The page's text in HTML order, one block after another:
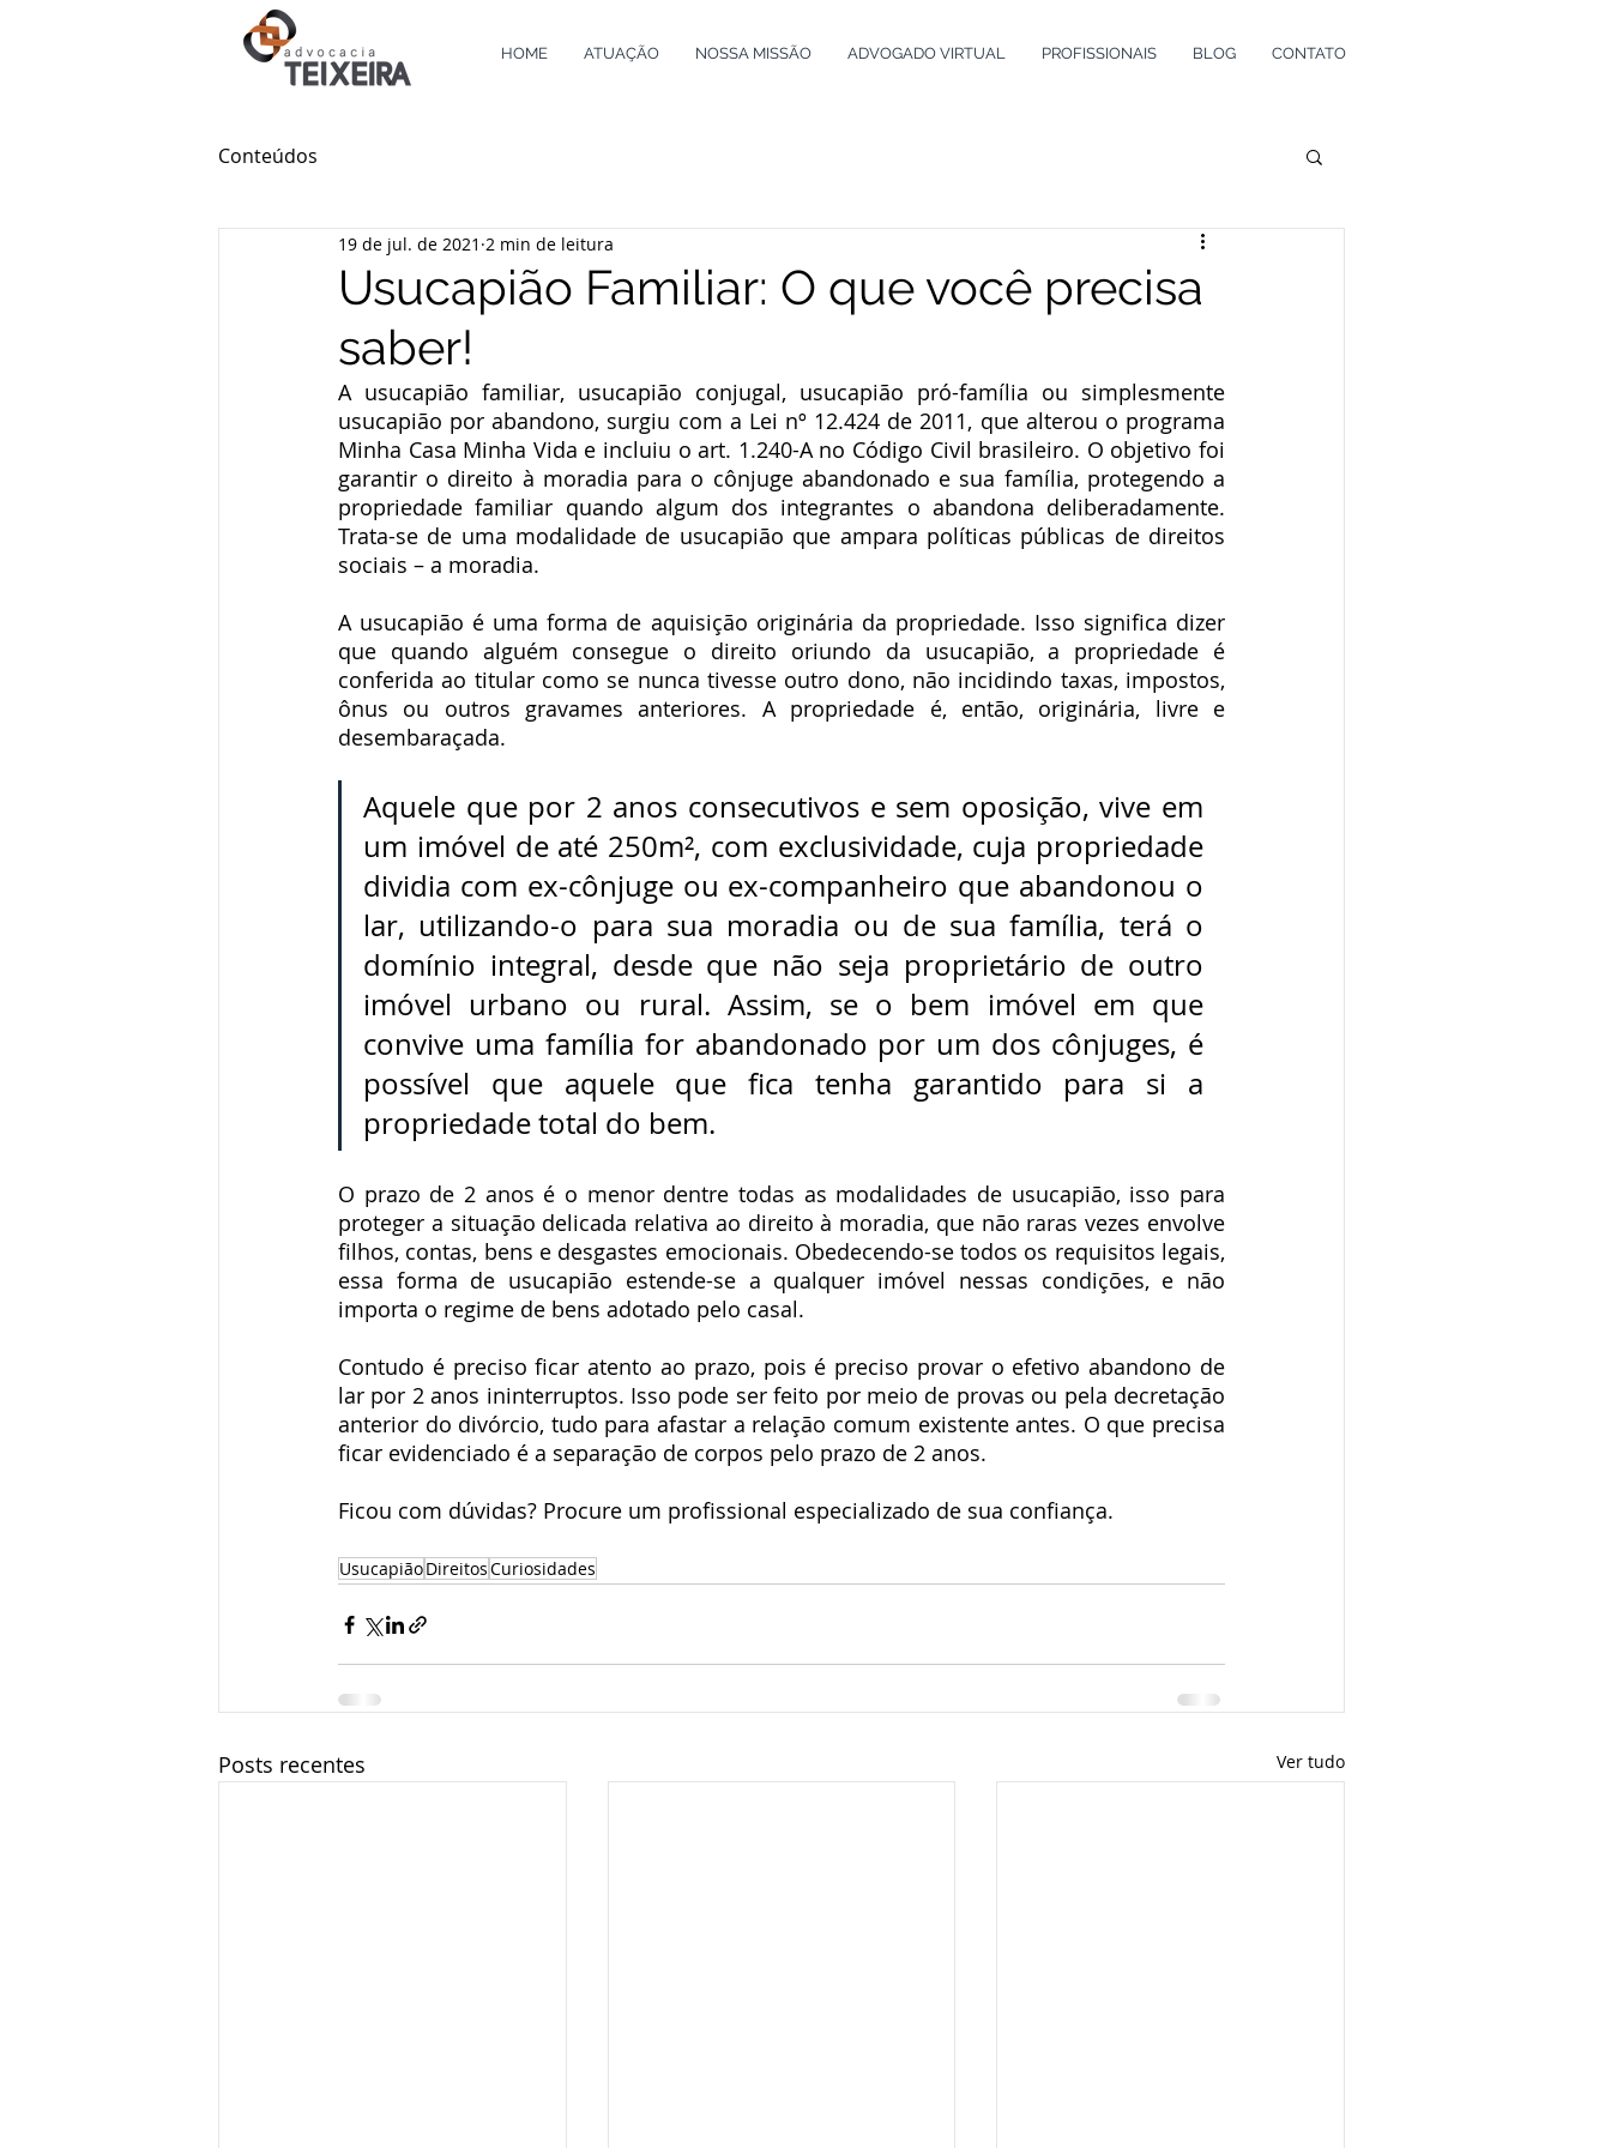
HOME ATUAÇÃO NOSSA MISSÃO ADVOGADO VIRTUAL PROFISSIONAIS BLOG CONTATO
Conteúdos
Usucapião Familiar: O que você precisa
saber!
19 de jul. de 2021 2 min de leitura
A usucapião familiar, usucapião conjugal, usucapião pró-família ou simplesmente
usucapião por abandono, surgiu com a Lei nº 12.424 de 2011, que alterou o programa
Minha Casa Minha Vida e incluiu o art. 1.240-A no Código Civil brasileiro. O objetivo foi
garantir o direito à moradia para o cônjuge abandonado e sua família, protegendo a
propriedade familiar quando algum dos integrantes o abandona deliberadamente.
Trata-se de uma modalidade de usucapião que ampara políticas públicas de direitos
sociais – a moradia.
A usucapião é uma forma de aquisição originária da propriedade. Isso significa dizer
que quando alguém consegue o direito oriundo da usucapião, a propriedade é
conferida ao titular como se nunca tivesse outro dono, não incidindo taxas, impostos,
ônus ou outros gravames anteriores. A propriedade é, então, originária, livre e
desembaraçada.
Aquele que por 2 anos consecutivos e sem oposição, vive em
um imóvel de até 250m², com exclusividade, cuja propriedade
dividia com ex-cônjuge ou ex-companheiro que abandonou o
lar, utilizando-o para sua moradia ou de sua família, terá o
domínio integral, desde que não seja proprietário de outro
imóvel urbano ou rural. Assim, se o bem imóvel em que
convive uma família for abandonado por um dos cônjuges, é
possível que aquele que fica tenha garantido para si a
propriedade total do bem.
O prazo de 2 anos é o menor dentre todas as modalidades de usucapião, isso para
proteger a situação delicada relativa ao direito à moradia, que não raras vezes envolve
filhos, contas, bens e desgastes emocionais. Obedecendo-se todos os requisitos legais,
essa forma de usucapião estende-se a qualquer imóvel nessas condições, e não
importa o regime de bens adotado pelo casal.
Contudo é preciso ficar atento ao prazo, pois é preciso provar o efetivo abandono de
lar por 2 anos ininterruptos. Isso pode ser feito por meio de provas ou pela decretação
anterior do divórcio, tudo para afastar a relação comum existente antes. O que precisa
ficar evidenciado é a separação de corpos pelo prazo de 2 anos.
Ficou com dúvidas? Procure um profissional especializado de sua confiança.
UsucapiãoDireitosCuriosidades
Posts recentes Ver tudo